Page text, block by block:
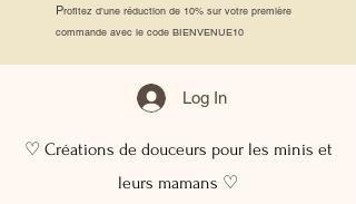
Profitez d'une réduction de 10% sur votre première
commande avec le code BIENVENUE10
Log In
♡ Créations de douceurs pour les minis et
leurs mamans ♡